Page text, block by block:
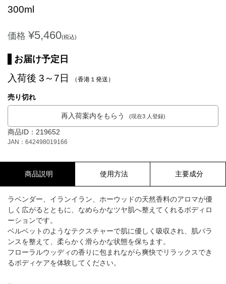
300ml
価格 ¥5,460(税込)
お届け予定日
入荷後 3～7日 （香港１発送）
売り切れ
再入荷案内をもらう (現在3 人登録)
商品ID：219652
JAN：642498019166
商品説明 使用方法 主要成分
ラベンダー、イランイラン、ホーウッドの天然香料のアロマが優
しく広がるとともに、なめらかなツヤ肌へ整えてくれるボディロ
ーションです。
ベルベットのようなテクスチャーで肌に優しく吸収され、肌バラ
ンスを整えて、柔らかく滑らかな状態を保ちます。
フローラルウッディの香りに包まれながら爽快でリラックスでき
るボディケアを体験してください。